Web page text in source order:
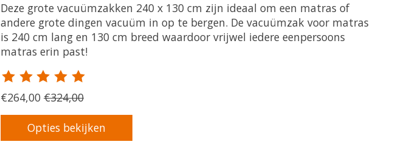
Deze grote vacuümzakken 240 x 130 cm zijn ideaal om een matras of
andere grote dingen vacuüm in op te bergen. De vacuümzak voor matras
is 240 cm lang en 130 cm breed waardoor vrijwel iedere eenpersoons
matras erin past!
De beoordeling van dit product is
€264,00 €324,00
Opties bekijken